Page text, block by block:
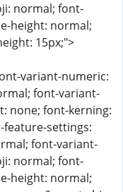
normal; font-
height: normal;
15px;">
variant-numeric:
font-variant-
none; font-kerning:
settings:
font-variant-
normal; font-
height: normal;